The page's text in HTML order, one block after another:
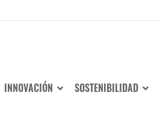
INNOVACIÓN SOSTENIBILIDAD